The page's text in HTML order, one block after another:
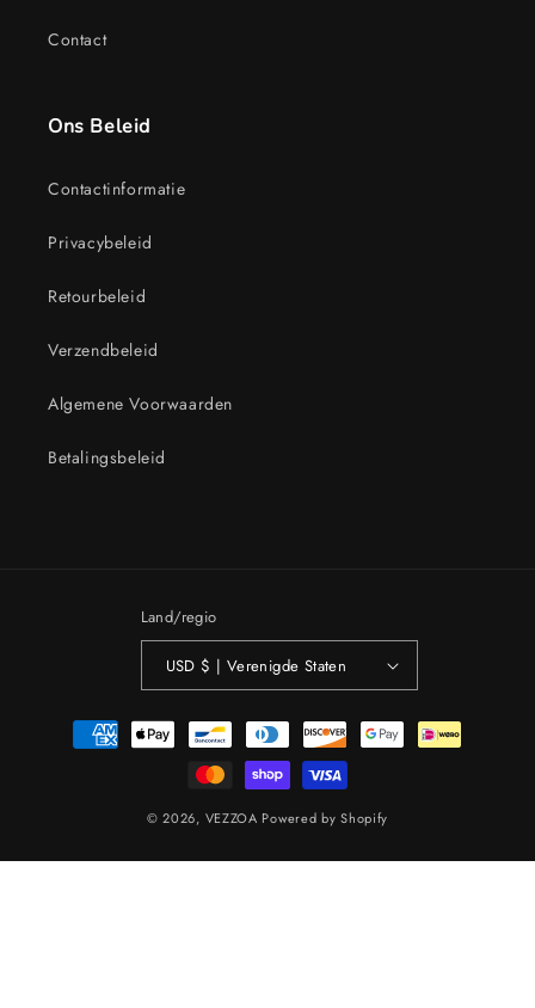
Contact
Ons Beleid
Contactinformatie
Privacybeleid
Retourbeleid
Verzendbeleid
Algemene Voorwaarden
Betalingsbeleid
Land/regio
USD $ | Verenigde Staten
Betaalmethoden
© 2026, VEZZOA Powered by Shopify